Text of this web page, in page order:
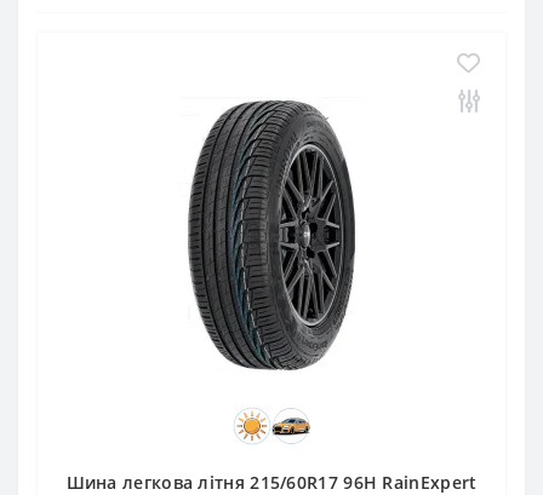
Шина легкова літня 215/60R17 96H RainExpert